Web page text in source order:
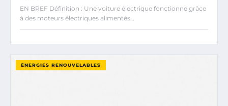
EN BREF Définition : Une voiture électrique fonctionne grâce
à des moteurs électriques alimentés…
ÉNERGIES RENOUVELABLES